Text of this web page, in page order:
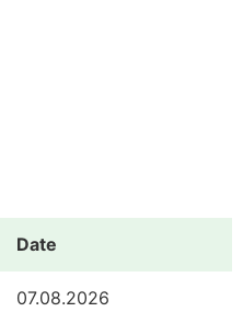
Date
07.08.2026